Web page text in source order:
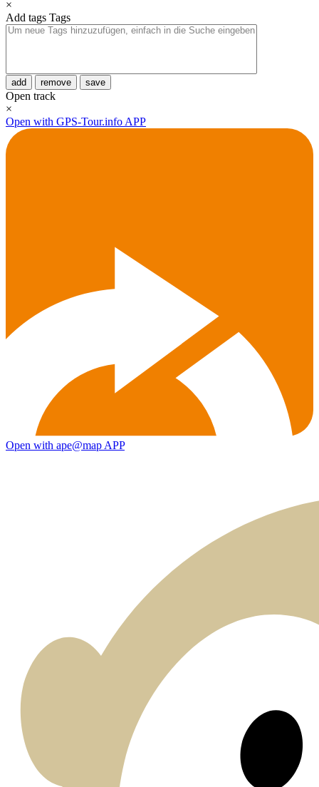
×
Add tags Tags
add remove save
Open track
×
Open with GPS-Tour.info APP
Open with ape@map APP